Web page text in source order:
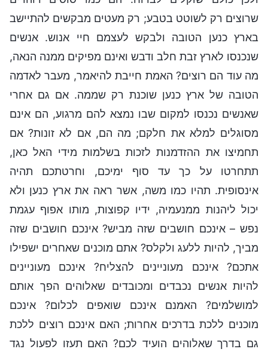
שרוצים רק לשוטט בטבע; רק מעטים מבקשים להתיישב
בארץ כנען הטובה ולבקש לעצמם חיי אנוש. אנשים
שנכנסו לארץ זבת חלב ודבש ואינם מפיקים ממנה הנאה,
מה עוד הם רוצים? האמת חייבת להיאמר, מעבר לאדמה
הטובה של ארץ כנען שוכנת רק שממה. אם גם אחרי
שאנשים נכנסו למקום שבו נמצא להם מרגוע, הם אינם
מסוגלים למלא את חלקם; מה הם, אם לא זונות? אם
תחמיצו את ההזדמנות לזכות בשלמות מידי האל כאן,
תתחרטו על כך עד סוף ימיכם, וחרטתכם תהיה
אינסופית. תהיו כמו משה, אשר ראה את ארץ כנען ולא
יכול ליהנות ממנעמיה, ידיו קפוצות, מותו אפוף עגמת
נפש – אינכם חושבים שזה מביש? אינכם חושבים שזה
מביך, להיות ללעג ולקלס? אתם מוכנים שאחרים ישפילו
אתכם? אינכם מעוניינים להצליח? אינכם מעוניינים
להיות אנשים נכבדים ומכובדים שאלוהים הפך אותם
למושלמים? האמנם אינכם שואפים לכלום? אינכם
מוכנים ללכת בדרכים אחרות; האם אינכם רוצים ללכת
גם בדרך שאלוהים הועיד לכם? האם תעזו לפעול נגד